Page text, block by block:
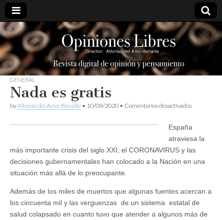
opinioneslibres
GENERAL
Nada es gratis
byAlfonso del Amo-Benaite • 10/08/2020 • Comentarios desactivadosen
gratis
España
atraviesa la
más importante crisis del siglo XXI, el CORONAVIRUS y las
decisiones gubernamentales han colocado a la Nación en una
situación más allá de lo preocupante.
Además de los miles de muertos que algunas fuentes acercan a
los cincuenta mil y las verguenzas de un sistema estatal de
salud colapsado en cuanto tuvo que atender a algunos más de